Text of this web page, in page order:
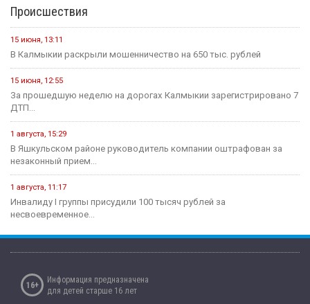
4 июня, 10:27
Евгений Джакураев назначен тренером сборной России по
17 мая, 13:54
14 мая, 07:40
Сегодня стартует открытый городской турнир по боксу
Здравоохранение
Современные технологии на страже женского здоровья и
материнства
12 мая, 08:07
Сегодня - Международный день медицинской сестры.